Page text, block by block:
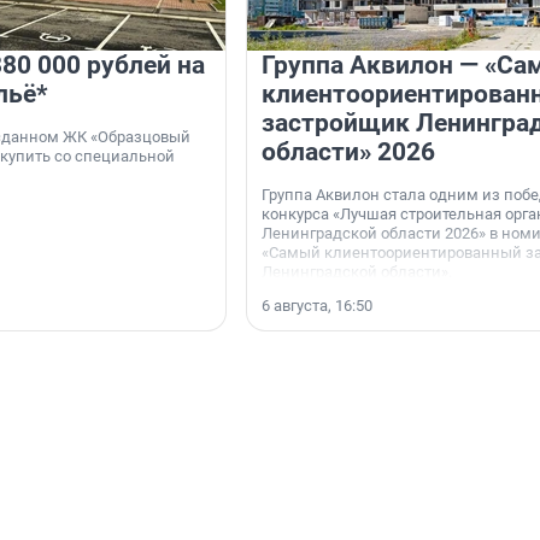
000 рублей на
ЖК «Образцовый
со специальной
Группа Аквилон —
застройщик
области» 2026
Группа Аквилон стала одним из
конкурса «Лучшая строительная
Ленинградской области 2026» в
«Самый клиентоориентированный
Ленинградской области».
6 августа, 16:50